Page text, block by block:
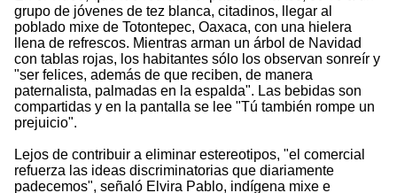
grupo de jóvenes de tez blanca, citadinos, llegar al
poblado mixe de Totontepec, Oaxaca, con una hielera
llena de refrescos. Mientras arman un árbol de Navidad
con tablas rojas, los habitantes sólo los observan sonreír y
"ser felices, además de que reciben, de manera
paternalista, palmadas en la espalda". Las bebidas son
compartidas y en la pantalla se lee "Tú también rompe un
prejuicio".
Lejos de contribuir a eliminar estereotipos, "el comercial
refuerza las ideas discriminatorias que diariamente
padecemos", señaló Elvira Pablo, indígena mixe e